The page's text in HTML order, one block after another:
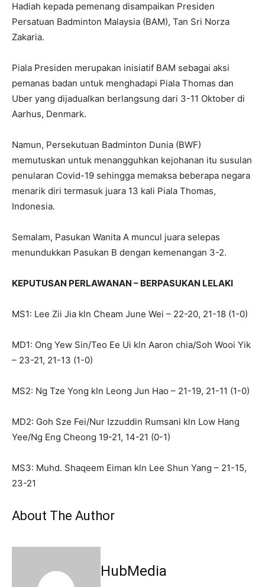
Hadiah kepada pemenang disampaikan Presiden
Persatuan Badminton Malaysia (BAM), Tan Sri Norza
Zakaria.
Piala Presiden merupakan inisiatif BAM sebagai aksi
pemanas badan untuk menghadapi Piala Thomas dan
Uber yang dijadualkan berlangsung dari 3-11 Oktober di
Aarhus, Denmark.
Namun, Persekutuan Badminton Dunia (BWF)
memutuskan untuk menangguhkan kejohanan itu susulan
penularan Covid-19 sehingga memaksa beberapa negara
menarik diri termasuk juara 13 kali Piala Thomas,
Indonesia.
Semalam, Pasukan Wanita A muncul juara selepas
menundukkan Pasukan B dengan kemenangan 3-2.
KEPUTUSAN PERLAWANAN – BERPASUKAN LELAKI
MS1: Lee Zii Jia kln Cheam June Wei – 22-20, 21-18 (1-0)
MD1: Ong Yew Sin/Teo Ee Ui kln Aaron chia/Soh Wooi Yik
– 23-21, 21-13 (1-0)
MS2: Ng Tze Yong kln Leong Jun Hao – 21-19, 21-11 (1-0)
MD2: Goh Sze Fei/Nur Izzuddin Rumsani kln Low Hang
Yee/Ng Eng Cheong 19-21, 14-21 (0-1)
MS3: Muhd. Shaqeem Eiman kln Lee Shun Yang – 21-15,
23-21
About The Author
HubMedia